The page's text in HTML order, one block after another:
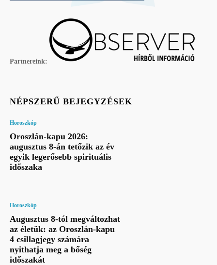
Partnereink:
NÉPSZERŰ BEJEGYZÉSEK
Horoszkóp
Oroszlán-kapu 2026:
augusztus 8-án tetőzik az év
egyik legerősebb spirituális
időszaka
Horoszkóp
Augusztus 8-tól megváltozhat
az életük: az Oroszlán-kapu
4 csillagjegy számára
nyithatja meg a bőség
időszakát